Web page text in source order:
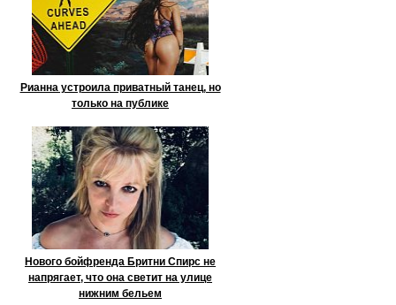
Рианна устроила приватный танец, но
только на публике
Нового бойфренда Бритни Спирс не
напрягает, что она светит на улице
нижним бельем